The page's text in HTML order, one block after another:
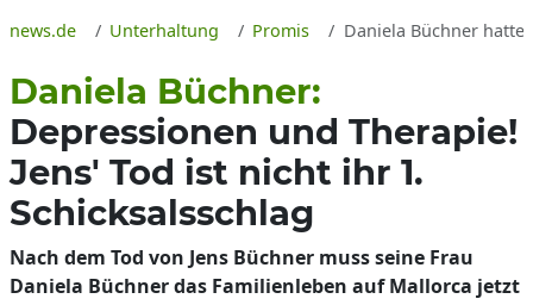
news.de Unterhaltung Promis Daniela Büchner hatte
Daniela Büchner:
Depressionen und Therapie!
Jens' Tod ist nicht ihr 1.
Schicksalsschlag
Nach dem Tod von Jens Büchner muss seine Frau
Daniela Büchner das Familienleben auf Mallorca jetzt